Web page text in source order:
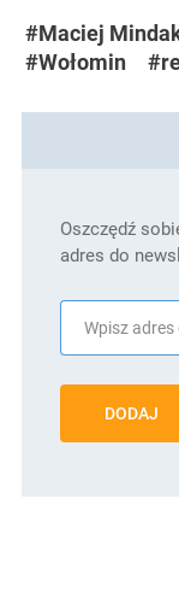
#Maciej
#Wołomin
Oszczędź
adres do
DODAJ